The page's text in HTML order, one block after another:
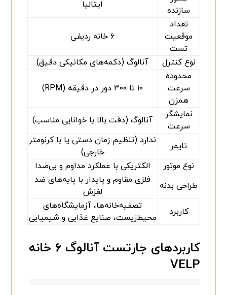
سازنده
ایتالیا
تعداد
موقعیت
تست
۶ خانه ردیفی
نوع کنترل
آنالوگ (دکمه‌های مکانیکی دقیق)
محدوده
سرعت
همزن
۱۰ تا ۳۰۰ دور در دقیقه (RPM)
نمایشگر
سرعت
آنالوگ (دقت بالا با خوانایی مناسب)
تایمر
ندارد (تنظیم زمان دستی یا با کرنومتر
خارجی)
نوع موتور
الکتریکی با عملکرد مداوم و بی‌صدا
طراحی بدنه
فلزی مقاوم و پایدار با پایه‌های ضد
لغزش
کاربرد
تصفیه‌خانه‌ها، آزمایشگاه‌های
محیط‌زیست، صنایع غذایی و شیمیایی
کاربردهای جارتست آنالوگ ۶ خانه
VELP